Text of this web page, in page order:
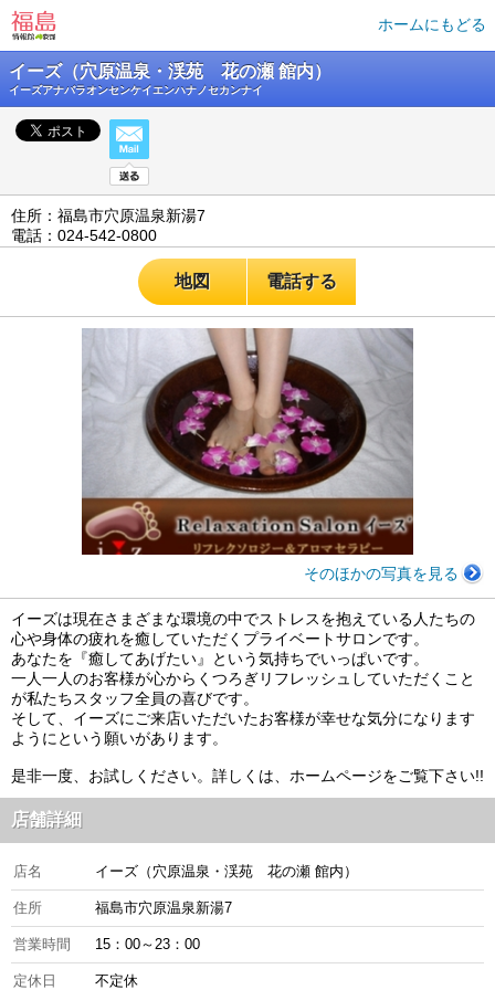
ホームにもどる
イーズ（穴原温泉・渓苑 花の瀬 館内）
イーズアナバラオンセンケイエンハナノセカンナイ
住所：福島市穴原温泉新湯7
電話：024-542-0800
地図 電話する
そのほかの写真を見る
イーズは現在さまざまな環境の中でストレスを抱えている人たちの
心や身体の疲れを癒していただくプライベートサロンです。
あなたを『癒してあげたい』という気持ちでいっぱいです。
一人一人のお客様が心からくつろぎリフレッシュしていただくこと
が私たちスタッフ全員の喜びです。
そして、イーズにご来店いただいたお客様が幸せな気分になります
ようにという願いがあります。
是非一度、お試しください。詳しくは、ホームページをご覧下さい!!
店舗詳細
店名 イーズ（穴原温泉・渓苑 花の瀬 館内）
住所 福島市穴原温泉新湯7
営業時間 15：00～23：00
定休日 不定休